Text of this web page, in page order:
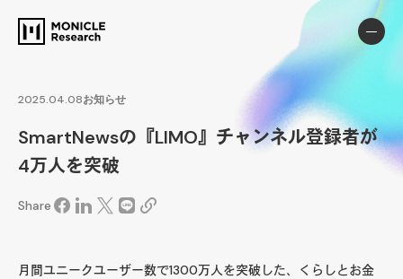
2025.04.08お知らせ
SmartNewsの『LIMO』チャンネル登録者が
4万人を突破
Share
月間ユニークユーザー数で1300万人を突破した、くらしとお金